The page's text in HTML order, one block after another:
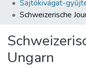
All of DSpace
About us
Sajtókivágat-
Ungarn